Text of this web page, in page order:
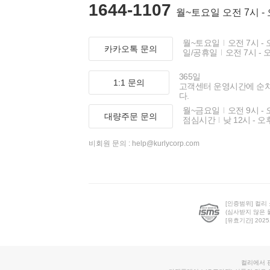
1644-1107 월~토요일 오전 7시 -
카카오톡 문의
월~토요일
오전 7시 -
일/공휴일
오전 7시 -
1:1 문의
365일
고객센터 운영시간에 순
다.
대량주문 문의
월~금요일
오전 9시 -
점심시간
낮 12시 - 오
비회원 문의 : help@kurlycorp.com
[인증범위] 컬리
(심사받지 않은
[유효기간]
컬리에서